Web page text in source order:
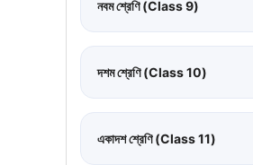
নবম শ্রেণি (Class 9)
দশম শ্রেণি (Class 10)
একাদশ শ্রেণি (Class 11)